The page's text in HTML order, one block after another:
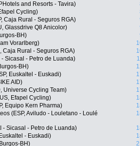
and Resorts - Tavira)
Cycling)
Caja Rural - Seguros RGA)
Glassdrive Q8 Anicolor)
BH)
Vorarlberg)
Caja Rural - Seguros RGA)
- Sicasal - Petro de Luanda)
BH)
Euskaltel - Euskadi)
AID)
Universe Cycling Team)
Efapel Cycling)
Equipo Kern Pharma)
(ESP, Aviludo - Louletano - Loulé
- Sicasal - Petro de Luanda)
- Euskadi)
BH)